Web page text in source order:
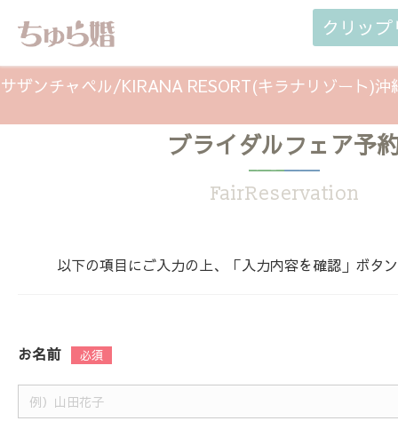
クリッ
サザンチャペル/KIRANA RESORT(キラナリゾート)沖
OPEN！水平線一望の絶景邸宅を現地体感（
ブライダルフェア予
FairReservation
以下の項目にご入力の上、「入力内容を確認」ボタ
お名前